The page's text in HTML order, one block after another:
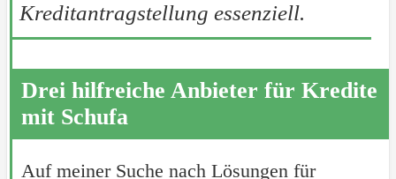
Kreditantragstellung essenziell.
Drei hilfreiche Anbieter für Kredite
mit Schufa
Auf meiner Suche nach Lösungen für